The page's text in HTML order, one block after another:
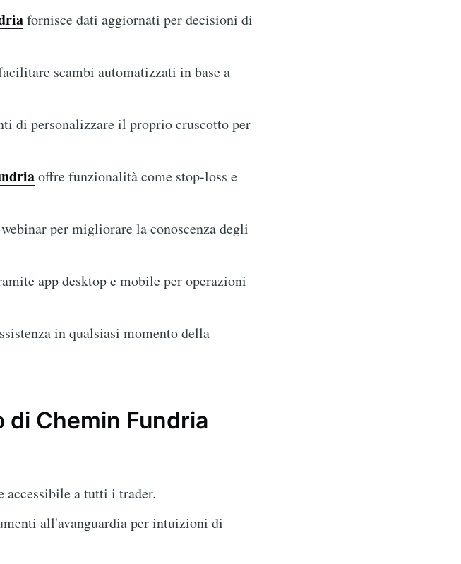
fornisce dati aggiornati per decisioni di
scambi automatizzati in base a
di personalizzare il proprio cruscotto per
offre funzionalità come stop-loss e
per migliorare la conoscenza degli
app desktop e mobile per operazioni
in qualsiasi momento della
di Chemin Fundria
accessibile a tutti i trader.
all'avanguardia per intuizioni di